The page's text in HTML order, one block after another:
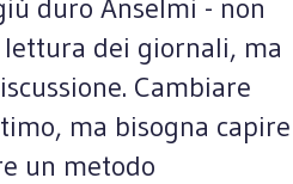
duro Anselmi - non
dei giornali, ma
Cambiare
ma bisogna capire
un metodo